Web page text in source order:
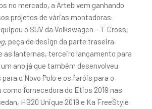
no mercado, a Arteb vem ganhando
projetos de várias montadoras.
o SUV da Volkswagen – T-Cross,
, peça de design da parte traseira
as lanternas, terceiro lançamento para
ano já que também desenvolveu
o Novo Polo e os faróis para o
fornecedora do Etios 2019 nas
HB20 Unique 2019 e Ka FreeStyle